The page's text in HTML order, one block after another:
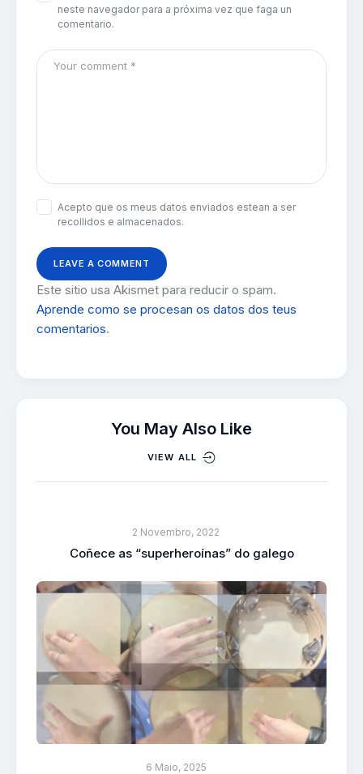
neste navegador para a próxima vez que faga un
comentario.
Acepto que os meus datos enviados estean a ser
recollidos e almacenados.
Este sitio usa Akismet para reducir o spam.
Aprende como se procesan os datos dos teus
comentarios.
You May Also Like
VIEW ALL
2 Novembro, 2022
Coñece as “superheroínas” do galego
6 Maio, 2025